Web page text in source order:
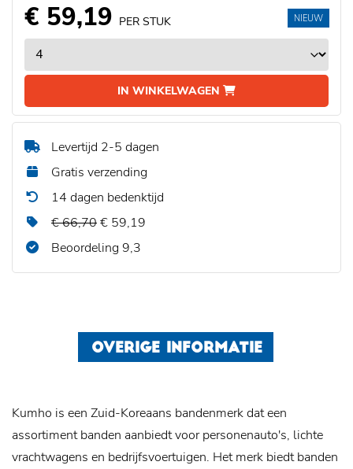
€ 59,19 PER STUK
IN WINKELWAGEN
NIEUW
Levertijd 2-5 dagen
Gratis verzending
14 dagen bedenktijd
€ 66,70€ 59,19
Beoordeling 9,3
OVERIGE INFORMATIE
Kumho is een Zuid-Koreaans bandenmerk dat een
assortiment banden aanbiedt voor personenauto's, lichte
vrachtwagens en bedrijfsvoertuigen. Het merk biedt banden